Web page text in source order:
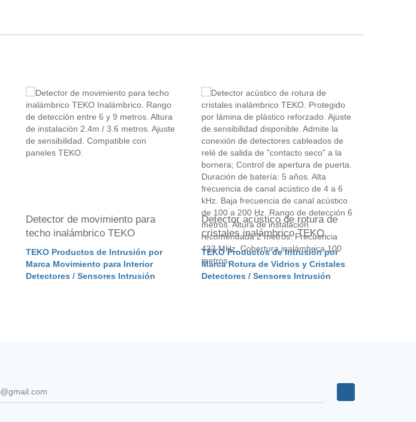
Detector de movimiento para
techo inalámbrico TEKO
TEKO Productos de Intrusión por
Marca Movimiento para Interior
Detectores / Sensores Intrusión
Detector acústico de rotura de
cristales inalámbrico TEKO.
TEKO Productos de Intrusión por
Marca Rotura de Vidrios y Cristales
Detectores / Sensores Intrusión